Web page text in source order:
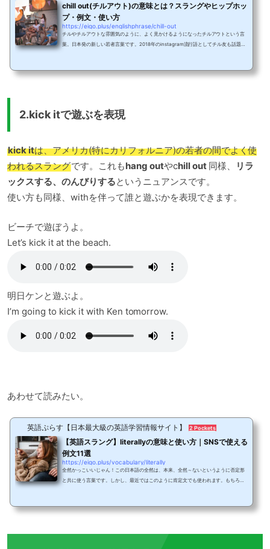
chill out(チルアウト)の意味とは？スラングやヒップホッ
プ・例文・使い方
https://eigo.plus/englishphrase/chill-out
チルやチルアウトな雰囲気のように、よく見かけるようになったチルアウトという言
葉。日本発の新しい若者言葉です。2018年のinstagram流行語としてチル友も話題に
様々な声はあるものの、最近コンセプトがリニューアルされ話題となっています。で
2.kick itで遊ぶを表現
kick itは、アメリカ(特にカリフォルニア)の若者の間でよく使
われるスラングです。これもhang outやchill out同様、
リラ
ックスする、のんびりするというニュアンスです。
使い方も同様、withを伴って誰と遊ぶかを表現できます。
ビーチで遊ぼうよ。
Let’s kick it at the beach.
明日ケンと遊ぶよ。
I’m going to kick it with Ken tomorrow.
あわせて読みたい。
英語ぷらす【日本最大級の英語学習情報サイト】 2 Pockets
【英語スラング】literallyの意味と使い方｜SNSで使える
例文11選
https://eigo.plus/vocabulary/literally
全然かっこいいじゃん！この日本語の全然は、本来、全然～ないというように否定形
と共に使う言葉です。しかし、最近ではこのように肯定文でも使われます。もちろ
も、元々の意味や使い方とは違った意味で使われるケースがあります。今回は、その